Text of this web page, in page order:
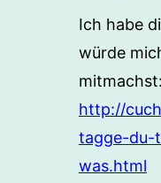
Ich habe
würde
mitmachst:
http://
tagge-du-
was.html